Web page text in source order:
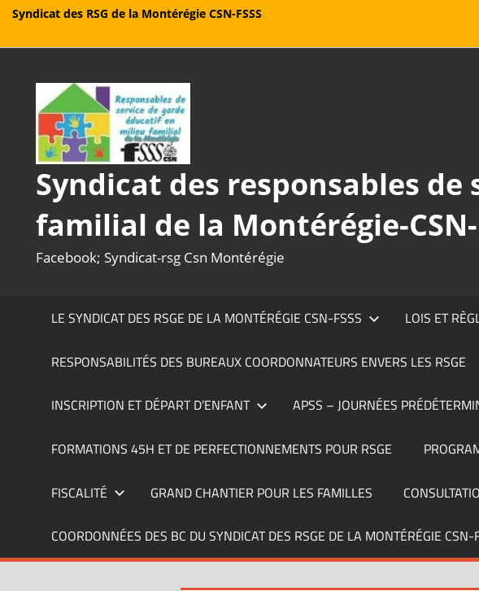
Syndicat des RSG de la Montérégie CSN-FSSS
contenu
Syndicat des responsables
familial de la Montérégie-CSN-
Facebook; Syndicat-rsg Csn Montérégie
LE SYNDICAT DES RSGE DE LA MONTÉRÉGIE CSN-FSSS LOIS ET
RESPONSABILITÉS DES BUREAUX COORDONNATEURS ENVERS LES RSGE
INSCRIPTION ET DÉPART D’ENFANT APSS – JOURNÉES
FORMATIONS 45H ET DE PERFECTIONNEMENTS POUR RSGE
FISCALITÉ GRAND CHANTIER POUR LES FAMILLES
COORDONNÉES DES BC DU SYNDICAT DES RSGE DE LA MONTÉRÉGIE CSN-